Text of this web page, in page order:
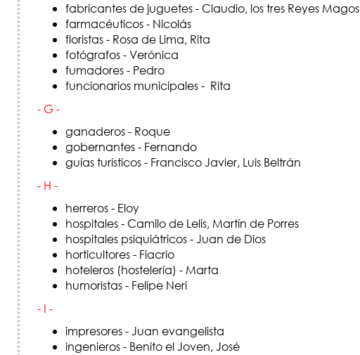
fabricantes de juguetes - Claudio, los tres Reyes Magos
farmacéuticos - Nicolás
floristas - Rosa de Lima, Rita
fotógrafos - Verónica
fumadores - Pedro
funcionarios municipales - Rita
- G -
ganaderos - Roque
gobernantes - Fernando
guías turísticos - Francisco Javier, Luis Beltrán
- H -
herreros - Eloy
hospitales - Camilo de Lelis, Martín de Porres
hospitales psiquiátricos - Juan de Dios
horticultores - Fiacrio
hoteleros (hostelería) - Marta
humoristas - Felipe Neri
- I -
impresores - Juan evangelista
ingenieros - Benito el Joven, José